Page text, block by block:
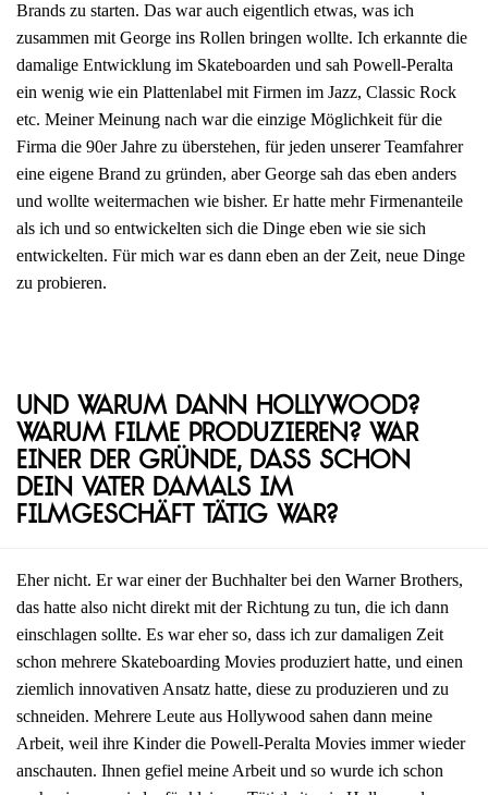
Brands zu starten. Das war auch eigentlich etwas, was ich
zusammen mit George ins Rollen bringen wollte. Ich erkannte die
damalige Entwicklung im Skateboarden und sah Powell-Peralta
ein wenig wie ein Plattenlabel mit Firmen im Jazz, Classic Rock
etc. Meiner Meinung nach war die einzige Möglichkeit für die
Firma die 90er Jahre zu überstehen, für jeden unserer Teamfahrer
eine eigene Brand zu gründen, aber George sah das eben anders
und wollte weitermachen wie bisher. Er hatte mehr Firmenanteile
als ich und so entwickelten sich die Dinge eben wie sie sich
entwickelten. Für mich war es dann eben an der Zeit, neue Dinge
zu probieren.
Und warum dann Hollywood?
Warum Filme produzieren? War
einer der Gründe, dass schon
dein Vater damals im
Filmgeschäft tätig war?
Eher nicht. Er war einer der Buchhalter bei den Warner Brothers,
das hatte also nicht direkt mit der Richtung zu tun, die ich dann
einschlagen sollte. Es war eher so, dass ich zur damaligen Zeit
schon mehrere Skateboarding Movies produziert hatte, und einen
ziemlich innovativen Ansatz hatte, diese zu produzieren und zu
schneiden. Mehrere Leute aus Hollywood sahen dann meine
Arbeit, weil ihre Kinder die Powell-Peralta Movies immer wieder
anschauten. Ihnen gefiel meine Arbeit und so wurde ich schon